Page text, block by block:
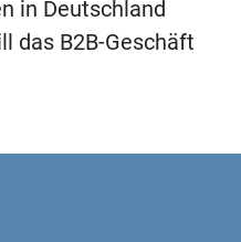
in Deutschland
das B2B-Geschäft